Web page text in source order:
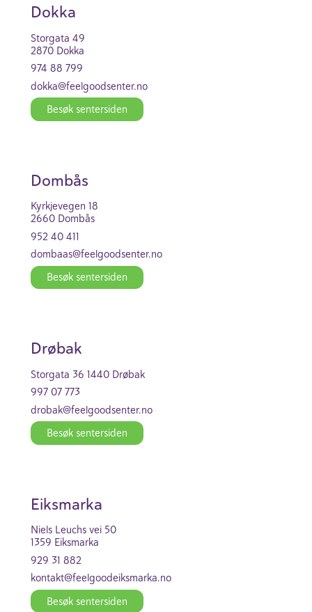
Dokka
Stor­gata 49
2870 Dokka
974 88 799
dokka@feel­good­se­nter.no
Besøk senter­siden
Dombås
Kyrkje­vegen 18
2660 Dombås
952 40 411
dombaas@feel­good­se­nter.no
Besøk senter­siden
Drøbak
Stor­gata 36 1440 Drøbak
997 07 773
drobak@feel­good­se­nter.no
Besøk senter­siden
Eiks­marka
Niels Leuchs vei 50
1359 Eiks­marka
929 31 882
kontakt@feel­good­eiks­marka.no
Besøk senter­siden